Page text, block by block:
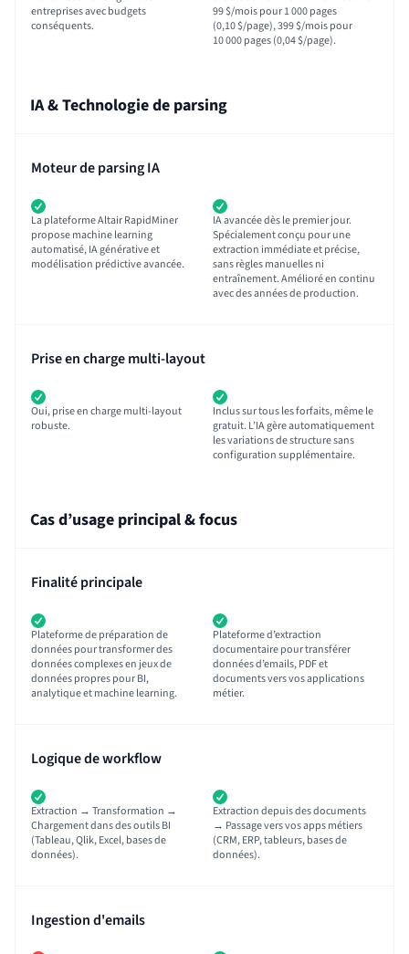
entreprises avec budgets
conséquents.
99 $/mois pour 1 000 pages
(0,10 $/page), 399 $/mois pour
10 000 pages (0,04 $/page).
IA & Technologie de parsing
Moteur de parsing IA
La plateforme Altair RapidMiner
propose machine learning
automatisé, IA générative et
modélisation prédictive avancée.
IA avancée dès le premier jour.
Spécialement conçu pour une
extraction immédiate et précise,
sans règles manuelles ni
entraînement. Amélioré en continu
avec des années de production.
Prise en charge multi-layout
Oui, prise en charge multi-layout
robuste.
Inclus sur tous les forfaits, même le
gratuit. L’IA gère automatiquement
les variations de structure sans
configuration supplémentaire.
Cas d’usage principal & focus
Finalité principale
Plateforme de préparation de
données pour transformer des
données complexes en jeux de
données propres pour BI,
analytique et machine learning.
Plateforme d’extraction
documentaire pour transférer
données d’emails, PDF et
documents vers vos applications
métier.
Logique de workflow
Extraction → Transformation →
Chargement dans des outils BI
(Tableau, Qlik, Excel, bases de
données).
Extraction depuis des documents
→ Passage vers vos apps métiers
(CRM, ERP, tableurs, bases de
données).
Ingestion d'emails